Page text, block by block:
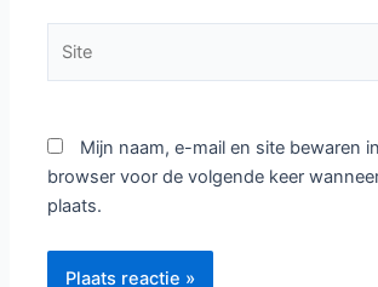
Mijn naam, e-mail en site bewaren
browser voor de volgende keer
plaats.